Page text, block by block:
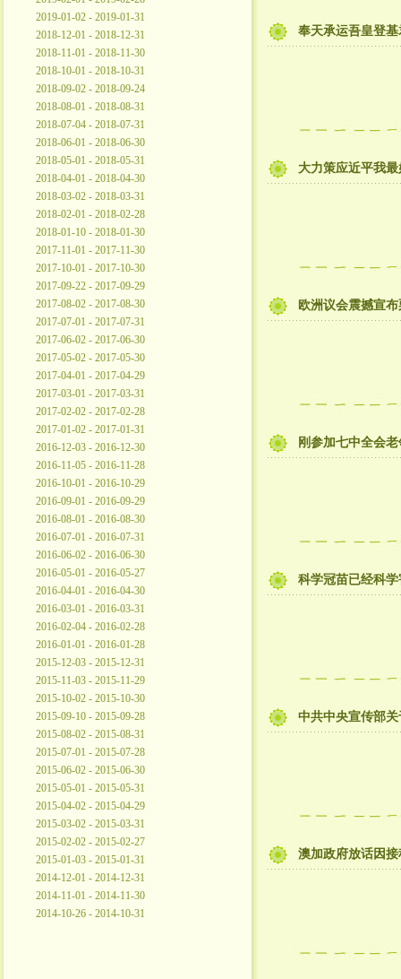
2019-01-02 - 2019-01-31
2018-12-01 - 2018-12-31
2018-11-01 - 2018-11-30
2018-10-01 - 2018-10-31
2018-09-02 - 2018-09-24
2018-08-01 - 2018-08-31
2018-07-04 - 2018-07-31
2018-06-01 - 2018-06-30
2018-05-01 - 2018-05-31
2018-04-01 - 2018-04-30
2018-03-02 - 2018-03-31
2018-02-01 - 2018-02-28
2018-01-10 - 2018-01-30
2017-11-01 - 2017-11-30
2017-10-01 - 2017-10-30
2017-09-22 - 2017-09-29
2017-08-02 - 2017-08-30
2017-07-01 - 2017-07-31
2017-06-02 - 2017-06-30
2017-05-02 - 2017-05-30
2017-04-01 - 2017-04-29
2017-03-01 - 2017-03-31
2017-02-02 - 2017-02-28
2017-01-02 - 2017-01-31
2016-12-03 - 2016-12-30
2016-11-05 - 2016-11-28
2016-10-01 - 2016-10-29
2016-09-01 - 2016-09-29
2016-08-01 - 2016-08-30
2016-07-01 - 2016-07-31
2016-06-02 - 2016-06-30
2016-05-01 - 2016-05-27
2016-04-01 - 2016-04-30
2016-03-01 - 2016-03-31
2016-02-04 - 2016-02-28
2016-01-01 - 2016-01-28
2015-12-03 - 2015-12-31
2015-11-03 - 2015-11-29
2015-10-02 - 2015-10-30
2015-09-10 - 2015-09-28
2015-08-02 - 2015-08-31
2015-07-01 - 2015-07-28
2015-06-02 - 2015-06-30
2015-05-01 - 2015-05-31
2015-04-02 - 2015-04-29
2015-03-02 - 2015-03-31
2015-02-02 - 2015-02-27
2015-01-03 - 2015-01-31
2014-12-01 - 2014-12-31
2014-11-01 - 2014-11-30
2014-10-26 - 2014-10-31
奉天承运吾皇登
大力策应近平我
欧洲议会震撼宣
刚参加七中全会
科学冠苗已经科
中共中央宣传部
澳加政府放话因